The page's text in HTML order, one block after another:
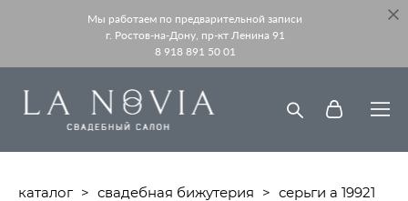
Мы работаем по предварительной записи
г. Ростов-на-Дону, пр-кт Ленина 91
8 918 891 50 01
каталог > свадебная бижутерия > серьги а 19921